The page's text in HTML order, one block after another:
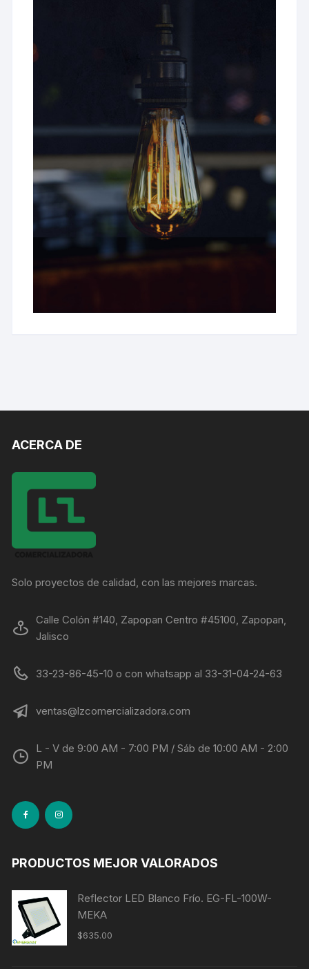
ACERCA DE
Solo proyectos de calidad, con las mejores marcas.
Calle Colón #140, Zapopan Centro #45100, Zapopan,
Jalisco
33-23-86-45-10 o con whatsapp al 33-31-04-24-63
ventas@lzcomercializadora.com
L - V de 9:00 AM - 7:00 PM / Sáb de 10:00 AM - 2:00
PM
PRODUCTOS MEJOR VALORADOS
Reflector LED Blanco Frío. EG-FL-100W-
MEKA
$635.00